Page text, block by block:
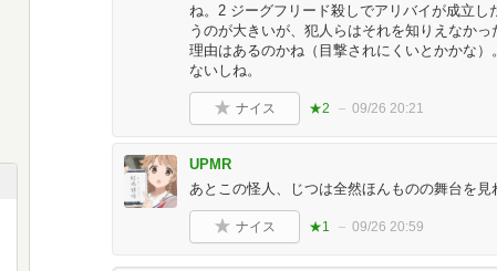
ね。2 ジーグフリード殺しでアリバイが成立
うのが大きいが、犯人らはそれを知りえなか
理由はあるのかね（目撃されにくいとかかな
ないしね。
ナイス ★2 09/26 20:21
UPMR
あとこの怪人、じつは全然ほんものの舞台を
ナイス ★1 09/26 20:59